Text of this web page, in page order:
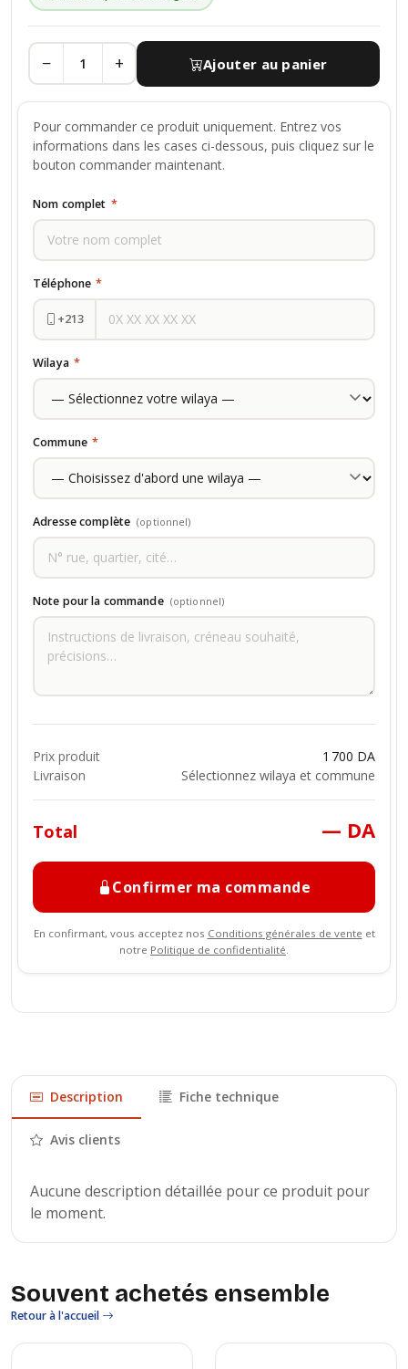
− + Ajouter au panier
Pour commander ce produit uniquement. Entrez vos
informations dans les cases ci-dessous, puis cliquez sur le
bouton commander maintenant.
Nom complet *
Téléphone *
+213
Wilaya *
Commune *
Adresse complète (optionnel)
Note pour la commande (optionnel)
Prix produit
1 700 DA
Livraison
Sélectionnez wilaya et commune
Total — DA
Confirmer ma commande
En confirmant, vous acceptez nos Conditions générales de vente et
notre Politique de confidentialité
Description Fiche technique
Avis clients
Aucune description détaillée pour ce produit pour
le moment.
Souvent achetés ensemble
Retour à l'accueil